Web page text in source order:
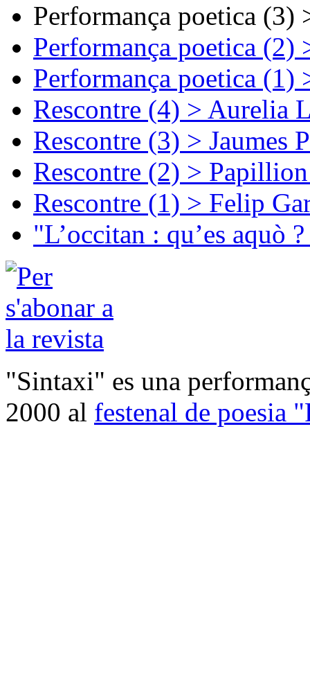
Performança poetica (3)
Performança poetica (2)
Performança poetica (1)
Rescontre (4) > Aurelia
Rescontre (3) > Jaumes
Rescontre (2) >
Rescontre (1) > Felip
"L’occitan : qu’es aquò
"Sintaxi" es una
2000 al festenal de poesia